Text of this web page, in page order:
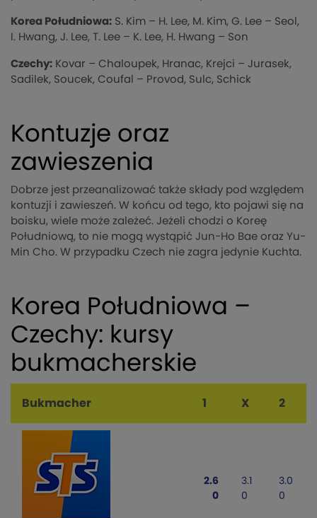
Korea Południowa: S. Kim – H. Lee, M. Kim, G. Lee – Seol,
I. Hwang, J. Lee, T. Lee – K. Lee, H. Hwang – Son
Czechy: Kovar – Chaloupek, Hranac, Krejci – Jurasek,
Sadilek, Soucek, Coufal – Provod, Sulc, Schick
Kontuzje oraz
zawieszenia
Dobrze jest przeanalizować także składy pod względem
kontuzji i zawieszeń. W końcu od tego, kto pojawi się na
boisku, wiele może zależeć. Jeżeli chodzi o Koreę
Południową, to nie mogą wystąpić Jun-Ho Bae oraz Yu-
Min Cho. W przypadku Czech nie zagra jedynie Kuchta.
Korea Południowa –
Czechy: kursy
bukmacherskie
Bukmacher 1 X 2
2.6
0
3.1
0
3.0
0